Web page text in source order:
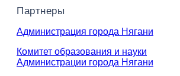
Партнеры
Администрация города Нягани
Комитет образования и науки
Администрации города Нягани